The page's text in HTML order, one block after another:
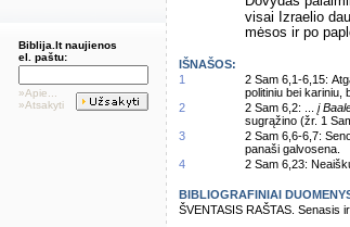
Biblija.lt naujienos
el. paštu:
»Apie...
»Atsakyti
visai Izraelio
mėsos ir po
IŠNAŠOS:
1
2 Sam 6,1-6,15:
politiniu bei kariniu,
2
2 Sam 6,2: ... į
sugrąžino (žr. 1
3
2 Sam 6,6-6,7:
panaši galvosena.
4
2 Sam 6,23:
BIBLIOGRAFINIAI
ŠVENTASIS RAŠTAS. Senasis